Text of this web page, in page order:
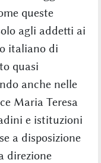
queste
agli addetti ai
italiano di
quasi
anche nelle
Maria Teresa
e istituzioni
a disposizione
direzione